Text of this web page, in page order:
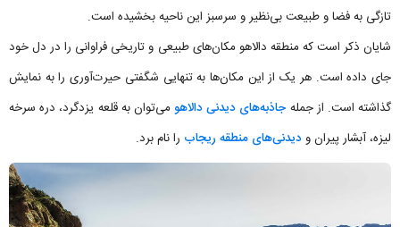
تازگی به فضا و طبیعت بی‌نظیر و سرسبز این ناحیه بخشیده است.
شایان ذکر است که منطقه دالاهو مکان‌های طبیعی و تاریخی فراوانی را در دل خود
جای داده است. هر یک از این مکان‌ها به تنهایی شگفتی حیرت‌آوری را به نمایش
گذاشته است. از جمله جاذبه‌های‌ دیدنی دالاهومی‌توان به قلعه یزدگرد، دره سرخه
لیزه، آبشار پیران ودیدنی‌های منطقه ریجاب را نام برد.